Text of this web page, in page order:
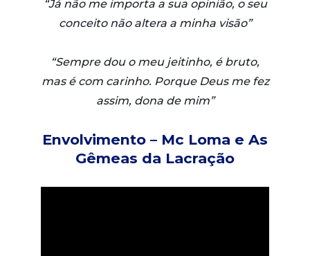
“Já não me importa a sua opinião, o seu
conceito não altera a minha visão”
“Sempre dou o meu jeitinho, é bruto,
mas é com carinho. Porque Deus me fez
assim, dona de mim”
Envolvimento – Mc Loma e As
Gêmeas da Lacração